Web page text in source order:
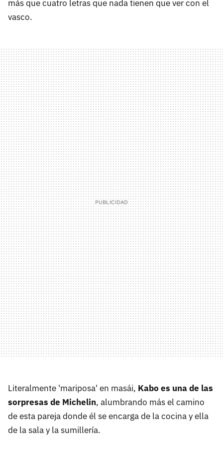
más que cuatro letras que nada tienen que ver con el
vasco.
Literalmente 'mariposa' en masái, Kabo es una de las
sorpresas de Michelin, alumbrando más el camino
de esta pareja donde él se encarga de la cocina y ella
de la sala y la sumillería.